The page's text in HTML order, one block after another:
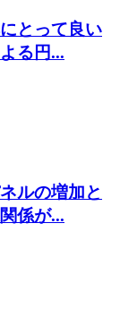
とって良い
る円...
ルの増加と
係が...